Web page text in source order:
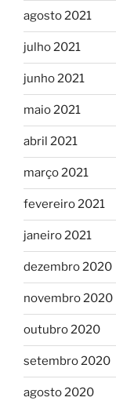
agosto 2021
julho 2021
junho 2021
maio 2021
abril 2021
março 2021
fevereiro 2021
janeiro 2021
dezembro 2020
novembro 2020
outubro 2020
setembro 2020
agosto 2020